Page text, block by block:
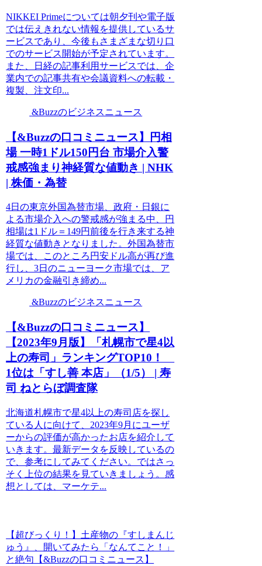
NIKKEI Primeについては朝夕刊や電子版
では伝えきれない情報を提供しているサ
ービスであり、今後もさまざまな切り口
でのサービス開始が予定されています。
また、日経の記事利用サービスでは、企
業内での記事共有や会議資料への転載・
複製、注文印...
&Buzzのビジネスニュース
【&Buzzの口コミニュース】円相
場 一時1ドル150円台 市場介入警
戒感強まり神経質な値動き | NHK
| 株価・為替
4日の東京外国為替市場、政府・日銀に
よる市場介入への警戒感が強まる中、円
相場は1ドル＝149円前後を行き来する神
経質な値動きとなりました。外国為替市
場では、このところ円安ドル高が再び進
行し、3日のニューヨーク市場では、ア
メリカの金融引き締め...
&Buzzのビジネスニュース
【&Buzzの口コミニュース】
【2023年9月版】「札幌市で星4以
上の寿司」ランキングTOP10！
1位は「すし善 本店」（1/5） | 寿
司 ねとらぼ調査隊
北海道札幌市で星4以上の寿司店を探し
ている人に向けて、2023年9月にユーザ
ーからの評価が高かったお店を紹介して
いきます。最新データを反映しているの
で、参考にしてみてください。ではさっ
そく上位の結果を見ていきましょう。感
想としては、マーケテ...
【超びっくり！】土産物の『すしまんじ
ゅう』、開いてみたら「なんてこと！」
と絶句【&Buzzの口コミニュース】